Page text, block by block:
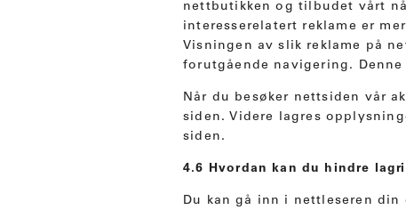
nettbutikken og tilbudet vårt
interesserelatert reklame er
Visningen av slik reklame på
forutgående navigering.
Når du besøker nettsiden vår
siden. Videre lagres
siden.
4.6 Hvordan kan du hindre
Du kan gå inn i nettleseren